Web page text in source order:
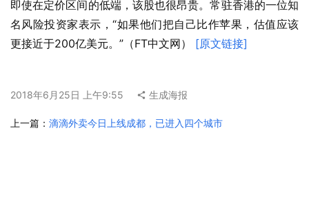
即使在定价区间的低端，该股也很昂贵。常驻香港的一位知
名风险投资家表示，“如果他们把自己比作苹果，估值应该
更接近于200亿美元。”（FT中文网） [原文链接]
2018年6月25日 上午9:55 生成海报
上一篇： 滴滴外卖今日上线成都，已进入四个城市